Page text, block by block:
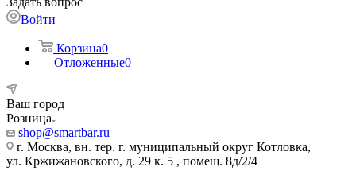
Войти
Корзина0
Отложенные0
Ваш город
Розница
shop@smartbar.ru
г. Москва, вн. тер. г. муниципальный округ Котловка,
ул. Кржижановского, д. 29 к. 5 , помещ. 8д/2/4